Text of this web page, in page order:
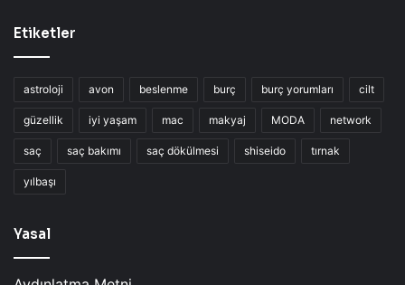
Etiketler
astroloji avon beslenme burç burç yorumları cilt
güzellik iyi yaşam mac makyaj MODA network
saç saç bakımı saç dökülmesi shiseido tırnak
yılbaşı
Yasal